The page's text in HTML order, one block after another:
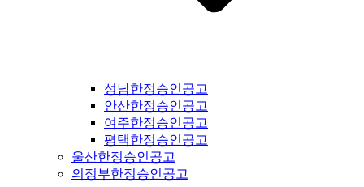
북도일간지공고 #제천시일간지공고 #단양군일간지공고 #충주
공고 #서산시일간지공고 #당진시일간지공고 #홍성군일간지공
고 #예산군일간지공고 #아산시일간지공고 #천안시일간지공고
#청양군일간지공고 #안면도일간지공고 #보령시일간지공고 #
부여군일간지공고 #서천군일간지공고 #논산시일간지공고 #계
룡시일간지공고 #공주시일간지공고 #금산군군일간지공고 #덕
산면일간지공고 #공주시일간지공고 #정안면일간지공고 #안면
성남한정승인공고
안산한정승인공고
여주한정승인공고
평택한정승인공고
울산한정승인공고
의정부한정승인공고